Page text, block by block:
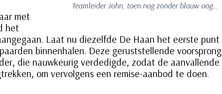
Teamleider John, toen nog zonder blauw oog…
met
het
Laat nu diezelfde De Haan het eerste punt
binnenhalen. Deze geruststellende voorsprong
die nauwkeurig verdedigde, zodat de aanvallende
om vervolgens een remise-aanbod te doen.